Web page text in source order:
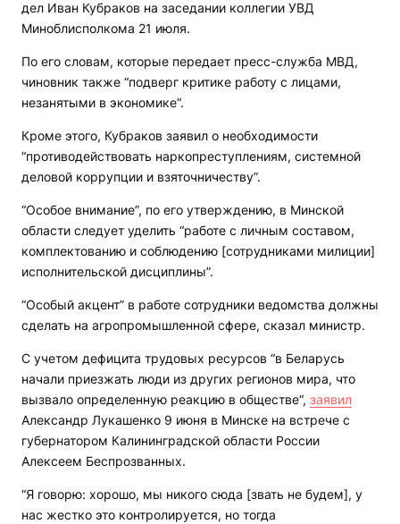
дел Иван Кубраков на заседании коллегии УВД
Миноблисполкома 21 июля.
По его словам, которые передает пресс-служба МВД,
чиновник также “подверг критике работу с лицами,
незанятыми в экономике“.
Кроме этого, Кубраков заявил о необходимости
“противодействовать наркопреступлениям, системной
деловой коррупции и взяточничеству”.
“Особое внимание”, по его утверждению, в Минской
области следует уделить “работе с личным составом,
комплектованию и соблюдению [сотрудниками милиции]
исполнительской дисциплины”.
“Особый акцент” в работе сотрудники ведомства должны
сделать на агропромышленной сфере, сказал министр.
С учетом дефицита трудовых ресурсов “в Беларусь
начали приезжать люди из других регионов мира, что
вызвало определенную реакцию в обществе“, заявил
Александр Лукашенко 9 июня в Минске на встрече с
губернатором Калининградской области России
Алексеем Беспрозванных.
“Я говорю: хорошо, мы никого сюда [звать не будем], у
нас жестко это контролируется, но тогда